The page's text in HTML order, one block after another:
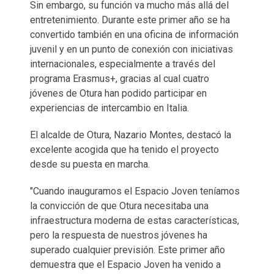
Sin embargo, su función va mucho más allá del
entretenimiento. Durante este primer año se ha
convertido también en una oficina de información
juvenil y en un punto de conexión con iniciativas
internacionales, especialmente a través del
programa Erasmus+, gracias al cual cuatro
jóvenes de Otura han podido participar en
experiencias de intercambio en Italia.
El alcalde de Otura, Nazario Montes, destacó la
excelente acogida que ha tenido el proyecto
desde su puesta en marcha.
"Cuando inauguramos el Espacio Joven teníamos
la convicción de que Otura necesitaba una
infraestructura moderna de estas características,
pero la respuesta de nuestros jóvenes ha
superado cualquier previsión. Este primer año
demuestra que el Espacio Joven ha venido a